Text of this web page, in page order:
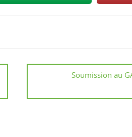
Soumission au